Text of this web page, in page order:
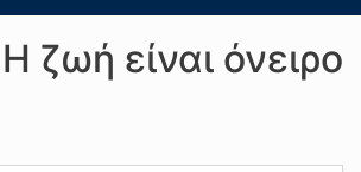
ζωή είναι όνειρο